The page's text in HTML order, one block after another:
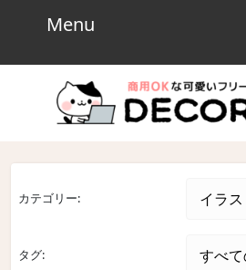
Menu
カテゴリー:
タグ: